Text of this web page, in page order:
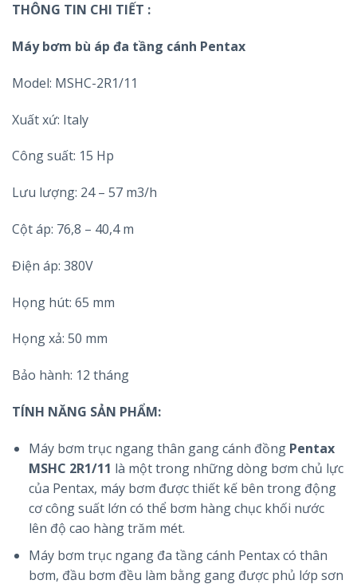
THÔNG TIN CHI TIẾT :
Máy bơm bù áp đa tầng cánh Pentax
Model: MSHC-2R1/11
Xuất xứ: Italy
Công suất: 15 Hp
Lưu lượng: 24 – 57 m3/h
Cột áp: 76,8 – 40,4 m
Điện áp: 380V
Họng hút: 65 mm
Họng xả: 50 mm
Bảo hành: 12 tháng
TÍNH NĂNG SẢN PHẨM:
Máy bơm trục ngang thân gang cánh đồng Pentax
MSHC 2R1/11 là một trong những dòng bơm chủ lực
của Pentax, máy bơm được thiết kế bên trong động
cơ công suất lớn có thể bơm hàng chục khối nước
lên độ cao hàng trăm mét.
Máy bơm trục ngang đa tầng cánh Pentax có thân
bơm, đầu bơm đều làm bằng gang được phủ lớp sơn